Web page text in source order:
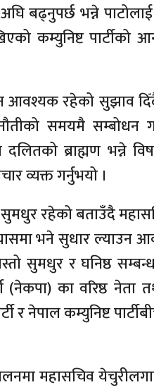
बढ्नुपर्छ भन्ने
कम्युनिष्ट पार्टीको
आवश्यक रहेको सुझाव
समयमै सम्बोधन
दलितको ब्राह्मण भन्ने
व्यक्त गर्नुभयो ।
सुमधुर रहेको बताउँदै
भने सुधार ल्याउन
सुमधुर र घनिष्ठ
(नेकपा) का वरिष्ठ नेता
र नेपाल कम्युनिष्ट
महासचिव